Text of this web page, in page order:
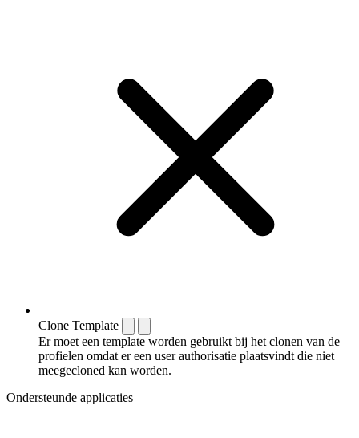
Clone Template
Er moet een template worden gebruikt bij het clonen van de
profielen omdat er een user authorisatie plaatsvindt die niet
meegecloned kan worden.
Ondersteunde applicaties